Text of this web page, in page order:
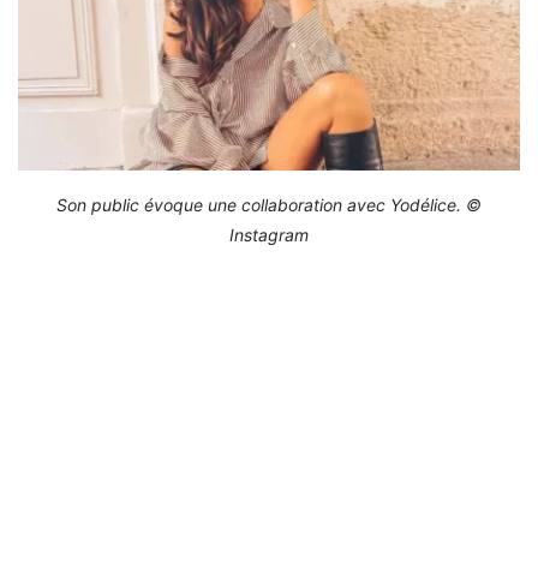
Son public évoque une collaboration avec Yodélice. ©
Instagram